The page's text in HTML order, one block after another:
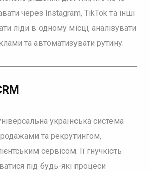
через Instagram, TikTok та інші
ліди в одному місці, аналізувати
та автоматизувати рутину.
українська система
та рекрутингом,
сервісом. Її гнучкість
під будь-які процеси